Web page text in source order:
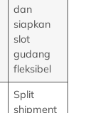
dan
siapkan
slot
gudang
fleksibel
Split
shipment